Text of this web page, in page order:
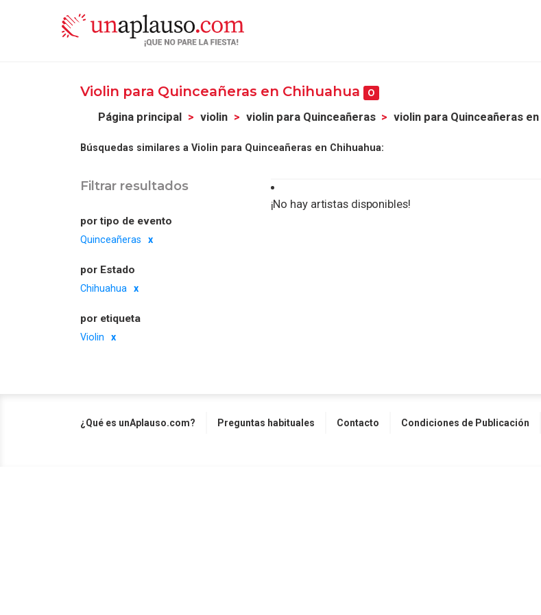
Violin para Quinceañeras en Chihuahua 0
Página principal violin violin para Quinceañeras violin para Quinceañeras en
Búsquedas similares a Violin para Quinceañeras en Chihuahua:
Filtrar resultados
por tipo de evento
Quinceañeras
por Estado
Chihuahua
por etiqueta
Violin
¡No hay artistas disponibles!
¿Qué es unAplauso.com? Preguntas habituales Contacto Condiciones de Publicación